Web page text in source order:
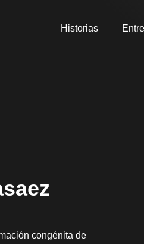
Historias
congénita de